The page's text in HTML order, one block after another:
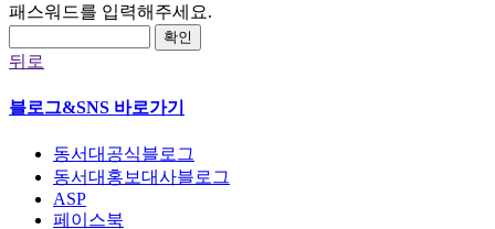
패스워드를 입력해주세요.
확인
뒤로
블로그&SNS 바로가기
동서대공식블로그
동서대홍보대사블로그
ASP
페이스북